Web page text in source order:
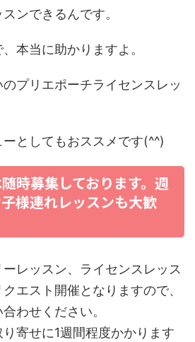
ンできるんです。
本当に助かりますよ。
プリエポーチライセンスレッ
としてもおススメです(^^)
時募集しております。週
様連れレッスンも大歓
レッスン、ライセンスレッス
エスト開催となりますので、
わせください。
り寄せに1週間程度かかります